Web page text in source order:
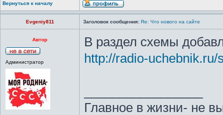
Вернуться к началу
Evgeniy811 Заголовок сообщения: Re: Что нового на сайте
Автор
Администратор
В раздел схемы
http://radio-
Главное в жизни- не